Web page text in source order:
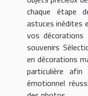
chaque étape
astuces inédites
vos décorations
souvenirs
en décorations
particulière
émotionnel